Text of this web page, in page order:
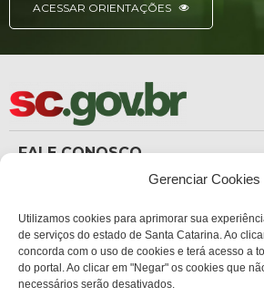
Gerenciar Cookies
Utilizamos cookies para aprimorar sua
de serviços do estado de Santa Catarina. Ao
concorda com o uso de cookies e terá acesso a
do portal. Ao clicar em "Negar" os cookies que
necessários serão desativados.
ACESSAR ORIENTAÇÕES
FALE CONOSCO
Carteira de Identidade
Ouvidoria
ouvidoria.sc.gov.br
ENDEREÇO
Sede Administrativa Central